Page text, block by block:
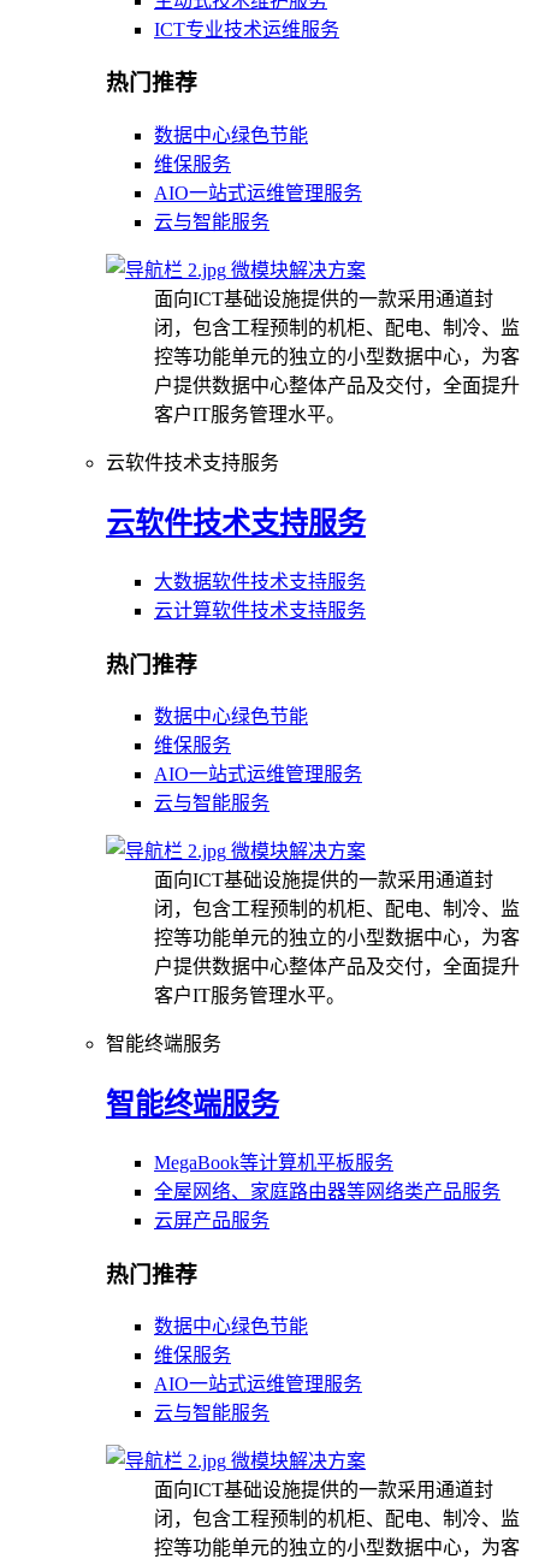
ICT专业技术运维服务
热门推荐
数据中心绿色节能
维保服务
AIO一站式运维管理服务
云与智能服务
微模块解决方案
面向ICT基础设施提供的一款采用通道封
闭，包含工程预制的机柜、配电、制冷、监
控等功能单元的独立的小型数据中心，为客
户提供数据中心整体产品及交付，全面提升
客户IT服务管理水平。
云软件技术支持服务
云软件技术支持服务
大数据软件技术支持服务
云计算软件技术支持服务
热门推荐
数据中心绿色节能
维保服务
AIO一站式运维管理服务
云与智能服务
微模块解决方案
面向ICT基础设施提供的一款采用通道封
闭，包含工程预制的机柜、配电、制冷、监
控等功能单元的独立的小型数据中心，为客
户提供数据中心整体产品及交付，全面提升
客户IT服务管理水平。
智能终端服务
智能终端服务
MegaBook等计算机平板服务
全屋网络、家庭路由器等网络类产品服务
云屏产品服务
热门推荐
数据中心绿色节能
维保服务
AIO一站式运维管理服务
云与智能服务
微模块解决方案
面向ICT基础设施提供的一款采用通道封
闭，包含工程预制的机柜、配电、制冷、监
控等功能单元的独立的小型数据中心，为客